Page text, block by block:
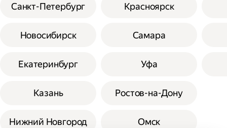
Санкт-Петербург
Новосибирск
Екатеринбург
Казань
Нижний Новгород
Красноярск
Самара
Уфа
Ростов-на-Дону
Омск